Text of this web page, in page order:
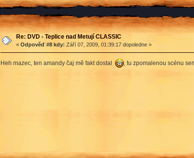
Re: DVD - Teplice nad Metují CLASSIC
« Odpověď #8 kdy: Září 07, 2009, 01:39:17 dopoledne »
Heh mazec, ten amandy čaj mě fakt dostal , tu zpomalenou scénu